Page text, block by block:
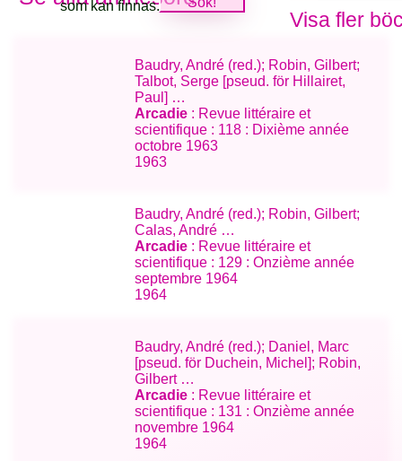
Visa fler
som kan finnas.
Baudry, André (red.); Robin, Gilbert;
Talbot, Serge [pseud. för Hillairet,
Paul] …
Arcadie : Revue littéraire et
scientifique : 118 : Dixième année
octobre 1963
1963
Baudry, André (red.); Robin, Gilbert;
Calas, André …
Arcadie : Revue littéraire et
scientifique : 129 : Onzième année
septembre 1964
1964
Baudry, André (red.); Daniel, Marc
[pseud. för Duchein, Michel]; Robin,
Gilbert …
Arcadie : Revue littéraire et
scientifique : 131 : Onzième année
novembre 1964
1964